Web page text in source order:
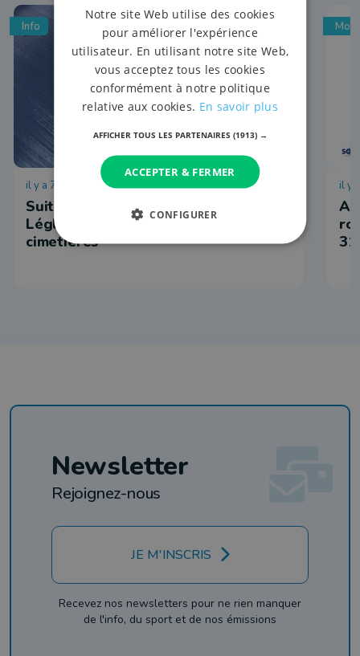
Info
il y a 7 heures
Suite à des vols, la commune de
Léglise coupe les robinets des
cimetières
il y
Newsletter
Rejoignez-nous
JE M'INSCRIS
Recevez nos newsletters pour ne rien manquer
de l'info, du sport et de nos émissions
Notre site Web utilise des cookies
pour améliorer l'expérience
utilisateur. En utilisant notre site Web,
vous acceptez tous les cookies
conformément à notre politique
relative aux cookies. En savoir plus
AFFICHER TOUS LES PARTENAIRES (1913) →
ACCEPTER & FERMER
CONFIGURER